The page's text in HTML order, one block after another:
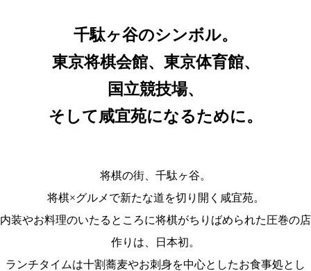
千駄ヶ谷のシンボル。
東京将棋会館、東京体育館、
国立競技場、
そして咸宜苑になるために。
将棋の街、千駄ヶ谷。
将棋×グルメで新たな道を切り開く咸宜苑。
内装やお料理のいたるところに将棋がちりばめられた圧巻の店
作りは、日本初。
ランチタイムは十割蕎麦やお刺身を中心としたお食事処とし